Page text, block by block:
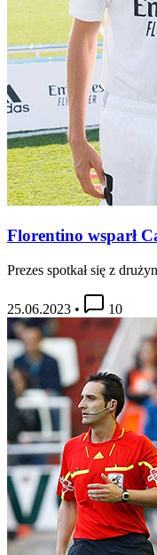
Florentino wsparł
Prezes spotkał się z
25.06.2023 • 10